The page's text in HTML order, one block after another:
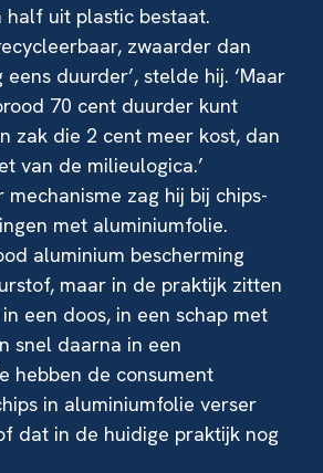
uit plastic bestaat.
zwaarder dan
duurder’, stelde hij. ‘Maar
70 cent duurder kunt
zak die 2 cent meer kost, dan
van de milieulogica.’
mechanisme zag hij bij chips-
met aluminiumfolie.
aluminium bescherming
maar in de praktijk zitten
een doos, in een schap met
snel daarna in een
hebben de consument
in aluminiumfolie verser
dat in de huidige praktijk nog